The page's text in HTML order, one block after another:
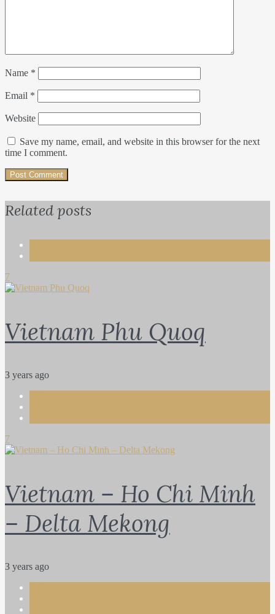
Name *
Email *
Website
Save my name, email, and website in this browser for the next
time I comment.
Related posts
7
Vietnam Phu Quoq
3 years ago
7
Vietnam – Ho Chi Minh
– Delta Mekong
3 years ago